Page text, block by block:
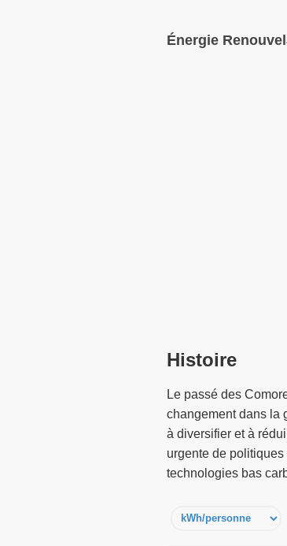
Énergie
Histoire
Le passé des
changement dans la
à diversifier et à
urgente de
technologies bas